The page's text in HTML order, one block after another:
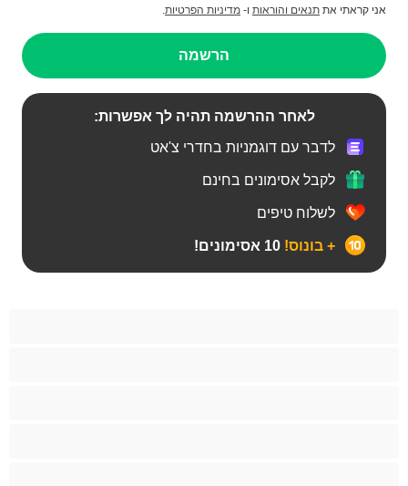
אני קראתי את תנאים והוראות ו- מדיניות הפרטיות.
הרשמה
לאחר ההרשמה תהיה לך אפשרות:
לדבר עם דוגמניות בחדרי צ'אט
לקבל אסימונים בחינם
לשלוח טיפים
+ בונוס!